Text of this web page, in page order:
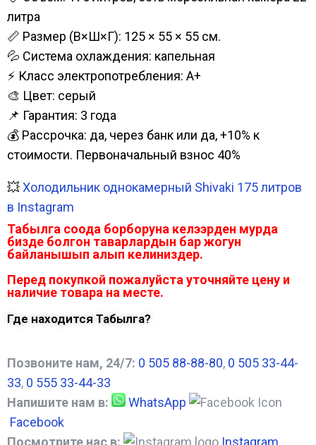
литра
📏 Размер (В×Ш×Г): 125 × 55 × 55 см.
💦 Система охлаждения: капельная
⚡ Класс электропотребления: А+
🎨 Цвет: серый
📌 Гарантия: 3 года
💰 Рассрочка: да, через банк или да, +10% к
стоимости. Первоначальный взнос 40%
💥Холодильник однокамерный Shivaki 175 литров
в Instagram
Табылга соода борборуна келээрден мурда
бизде болгон таварлардын бар жогун
байланышып алып келиниздер.
Перед покупкой пожалуйста уточняйте цену и
наличие товара на месте.
Где находится Табылга?
Позвоните нам, 24/7: 0 505 88-88-80, 0 505 33-44-
33, 0 555 33-44-33
Напишите нам в:
WhatsApp
Facebook
Посмотрите нас в:
Instagram